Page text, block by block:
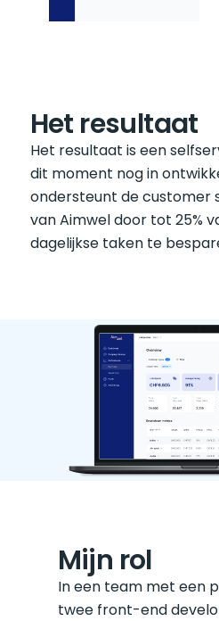
Het resultaat
Het resultaat is een
dit moment nog in
ondersteunt de customer
van Aimwel door tot 25%
dagelijkse taken te
Mijn rol
In een team met een
twee front-end